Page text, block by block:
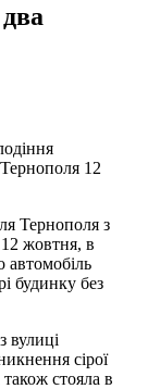
12
Тернополя з
жовтня, в
автомобіль
будинку без
вулиці
сірої
стояла в